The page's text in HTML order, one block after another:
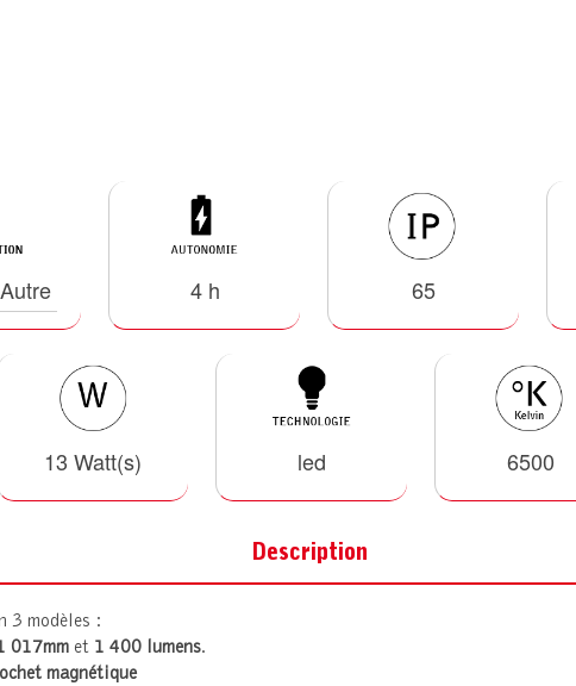
Autre 4 h 65
13 Watt(s) led 6500
Description
3 modèles :
017mmet 1 400 lumens.
magnétique